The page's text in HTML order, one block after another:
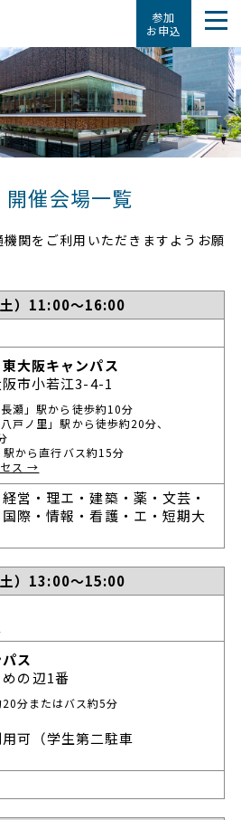
参加
お申込
開催会場一覧
関をご利用いただきますようお願
）11:00～16:00
大阪キャンパス
市小若江3-4-1
瀬」駅から徒歩約10分
戸ノ里」駅から徒歩約20分、
駅から直行バス約15分
セス →
営・理エ・建築・薬・文芸・
際・情報・看護・エ・短期大
）13:00～15:00
ス
の辺1番
分またはバス約5分
可（学生第二駐車